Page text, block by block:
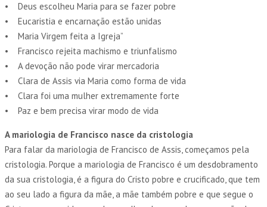
• Deus escolheu Maria para se fazer pobre
• Eucaristia e encarnação estão unidas
• Maria Virgem feita a Igreja”
• Francisco rejeita machismo e triunfalismo
• A devoção não pode virar mercadoria
• Clara de Assis via Maria como forma de vida
• Clara foi uma mulher extremamente forte
• Paz e bem precisa virar modo de vida
A mariologia de Francisco nasce da cristologia
Para falar da mariologia de Francisco de Assis, começamos pela
cristologia. Porque a mariologia de Francisco é um desdobramento
da sua cristologia, é a figura do Cristo pobre e crucificado, que tem
ao seu lado a figura da mãe, a mãe também pobre e que segue o